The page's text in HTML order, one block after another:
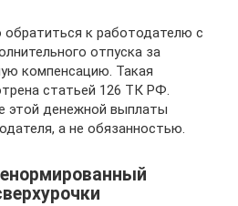
к работодателю с
отпуска за
компенсацию. Такая
статьей 126 ТК РФ.
этой денежной выплаты
а не обязанностью.